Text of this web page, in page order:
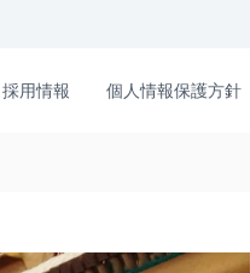
採用情報 個人情報保護方針